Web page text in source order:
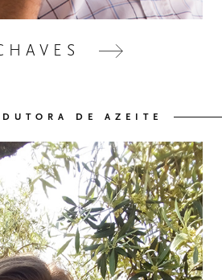
OS NOSSOS VINHOS
O NOSSO AZEITE
DE AZEITE